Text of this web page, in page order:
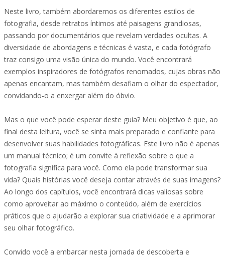
Neste livro, também abordaremos os diferentes estilos de
fotografia, desde retratos íntimos até paisagens grandiosas,
passando por documentários que revelam verdades ocultas. A
diversidade de abordagens e técnicas é vasta, e cada fotógrafo
traz consigo uma visão única do mundo. Você encontrará
exemplos inspiradores de fotógrafos renomados, cujas obras não
apenas encantam, mas também desafiam o olhar do espectador,
convidando-o a enxergar além do óbvio.
Mas o que você pode esperar deste guia? Meu objetivo é que, ao
final desta leitura, você se sinta mais preparado e confiante para
desenvolver suas habilidades fotográficas. Este livro não é apenas
um manual técnico; é um convite à reflexão sobre o que a
fotografia significa para você. Como ela pode transformar sua
vida? Quais histórias você deseja contar através de suas imagens?
Ao longo dos capítulos, você encontrará dicas valiosas sobre
como aproveitar ao máximo o conteúdo, além de exercícios
práticos que o ajudarão a explorar sua criatividade e a aprimorar
seu olhar fotográfico.
Convido você a embarcar nesta jornada de descoberta e